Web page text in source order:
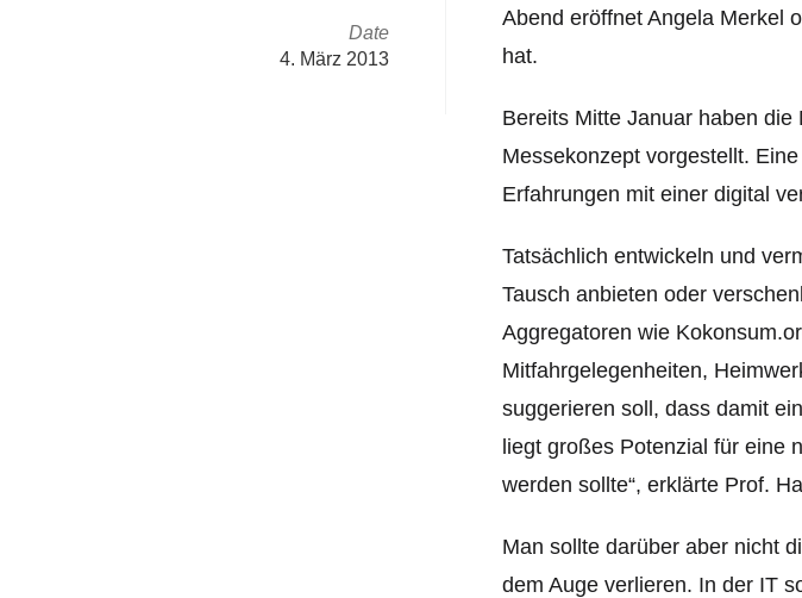
Abend eröffnet Angela Merkel
hat.
Bereits Mitte Januar haben
Messekonzept vorgestellt.
Erfahrungen mit einer digital
Tatsächlich entwickeln und
Tausch anbieten oder
Aggregatoren wie
Mitfahrgelegenheiten,
suggerieren soll, dass damit
liegt großes Potenzial für eine
werden sollte“, erklärte Prof.
Man sollte darüber aber nicht
dem Auge verlieren. In der IT
Date
4. März 2013